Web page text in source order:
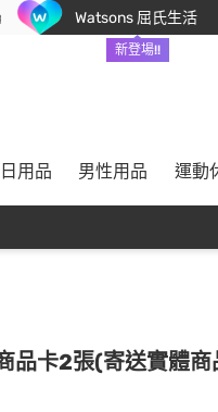
Watsons 屈氏生活
新登場!!
日用品 男性用品 運動
品卡2張(寄送實體